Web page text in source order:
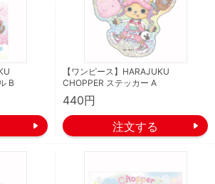
B
【ワンピース】HARAJUKU
CHOPPER ステッカー A
440円